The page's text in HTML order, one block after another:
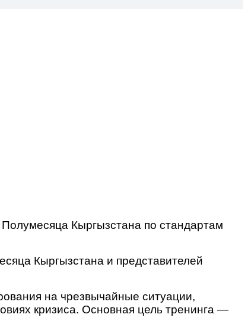
Кыргызстана по стандартам
Кыргызстана и представителей
на чрезвычайные ситуации,
кризиса. Основная цель тренинга —